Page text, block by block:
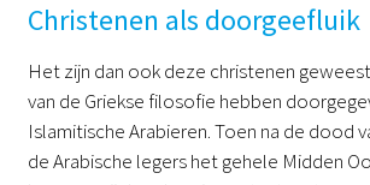
Christenen als doorgeefluik
Het zijn dan ook deze christenen
van de Griekse filosofie hebben
Islamitische Arabieren. Toen na de dood
de Arabische legers het gehele Midden